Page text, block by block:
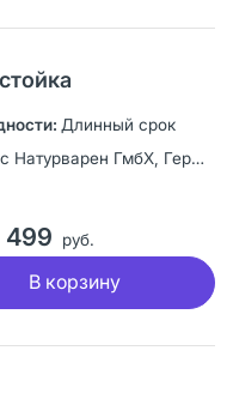
Длинный срок
Др.Тайсс Натурварен ГмбХ, Германия
499 руб.
В корзину